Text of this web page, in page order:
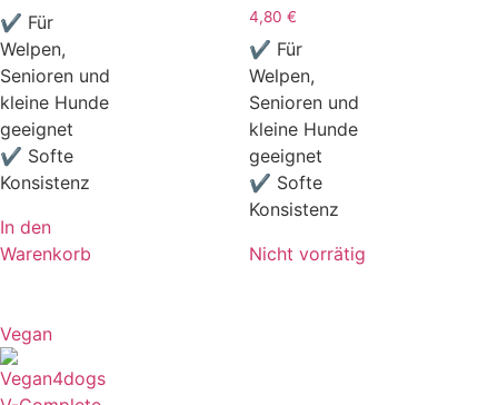
✔ Für
Welpen,
Senioren und
kleine Hunde
geeignet
✔ Softe
Konsistenz
In den
Warenkorb
4,80 €
✔ Für
Welpen,
Senioren und
kleine Hunde
geeignet
✔ Softe
Konsistenz
Nicht vorrätig
Vegan